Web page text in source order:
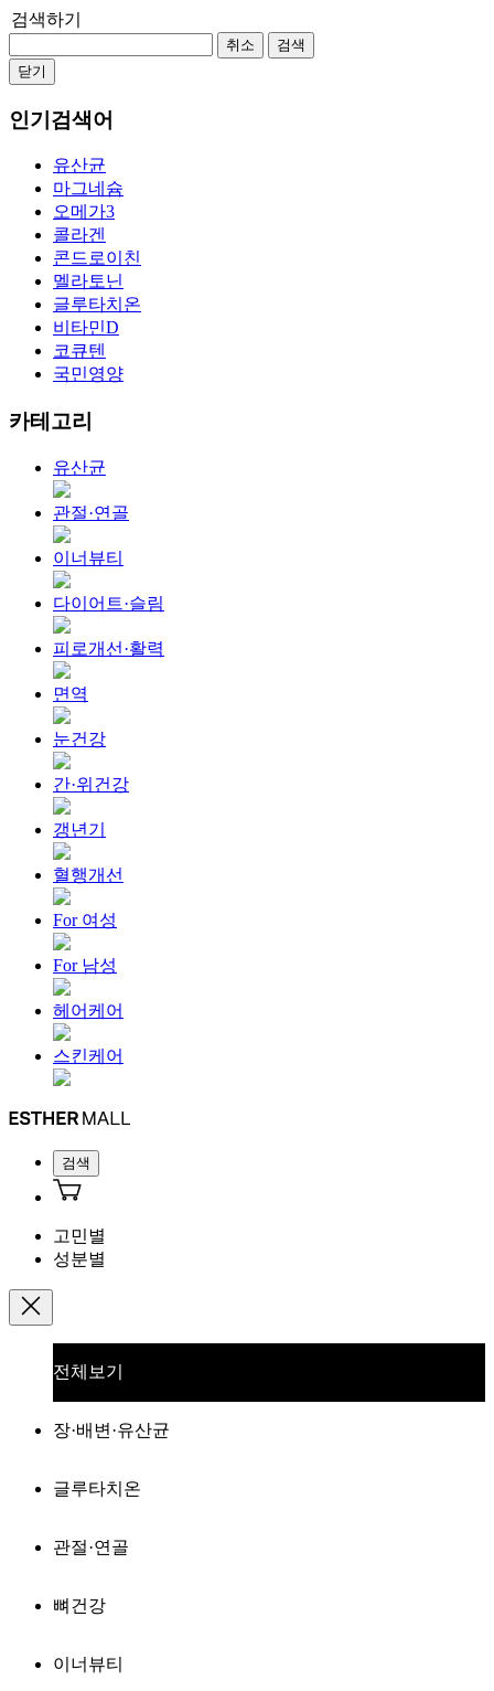
검색하기
취소
검색
닫기
인기검색어
유산균
마그네슘
오메가3
콜라겐
콘드로이친
멜라토닌
글루타치온
비타민D
코큐텐
국민영양
카테고리
유산균
관절·연골
이너뷰티
다이어트·슬림
피로개선·활력
면역
눈건강
간·위건강
갱년기
혈행개선
For 여성
For 남성
헤어케어
스킨케어
검색
고민별
성분별
전체보기
장·배변·유산균
글루타치온
관절·연골
뼈건강
이너뷰티